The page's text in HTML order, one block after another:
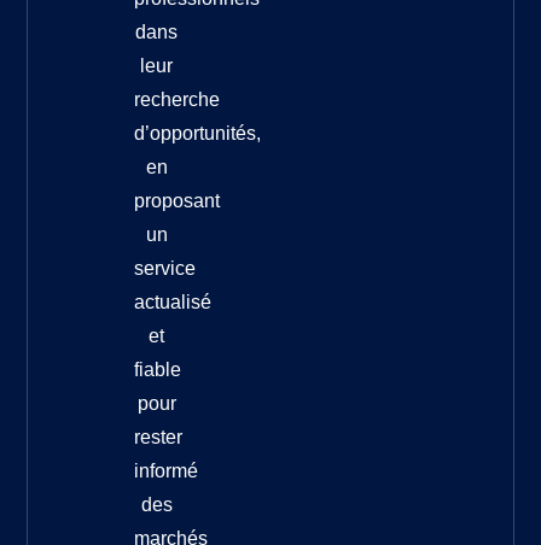
dans
leur
recherche
d’opportunités,
en
proposant
un
service
actualisé
et
fiable
pour
rester
informé
des
marchés